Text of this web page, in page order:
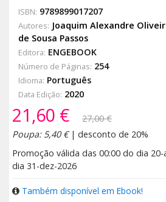
ISBN: 9789899017207
Autores: Joaquim Alexandre
de Sousa Passos
Editora: ENGEBOOK
Número de Páginas: 254
Idioma: Português
Data Edição: 2020
21,60 €
27,00 €
Poupa: 5,40 €| desconto de 20%
Promoção válida das 00:00 do dia
dia 31-dez-2026
Também disponível em Ebook!